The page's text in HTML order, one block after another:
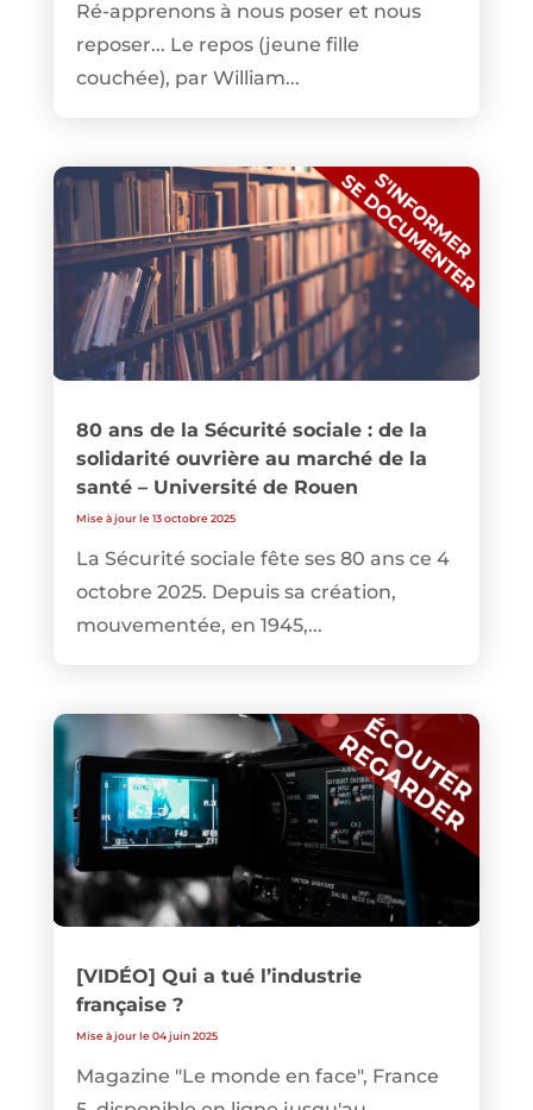
Ré-apprenons à nous poser et nous
reposer... Le repos (jeune fille
couchée), par William...
80 ans de la Sécurité sociale : de la
solidarité ouvrière au marché de la
santé – Université de Rouen
Mise à jour le 13 octobre 2025
La Sécurité sociale fête ses 80 ans ce 4
octobre 2025. Depuis sa création,
mouvementée, en 1945,...
[VIDÉO] Qui a tué l’industrie
française ?
Mise à jour le 04 juin 2025
Magazine "Le monde en face", France